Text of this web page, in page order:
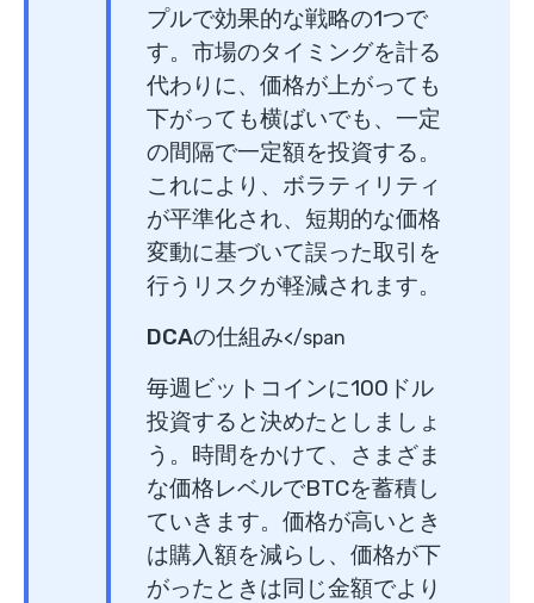
プルで効果的な戦略の1つで
す。市場のタイミングを計る
代わりに、価格が上がっても
下がっても横ばいでも、一定
の間隔で一定額を投資する。
これにより、ボラティリティ
が平準化され、短期的な価格
変動に基づいて誤った取引を
行うリスクが軽減されます。
DCAの仕組み</span
毎週ビットコインに100ドル
投資すると決めたとしましょ
う。時間をかけて、さまざま
な価格レベルでBTCを蓄積し
ていきます。価格が高いとき
は購入額を減らし、価格が下
がったときは同じ金額でより